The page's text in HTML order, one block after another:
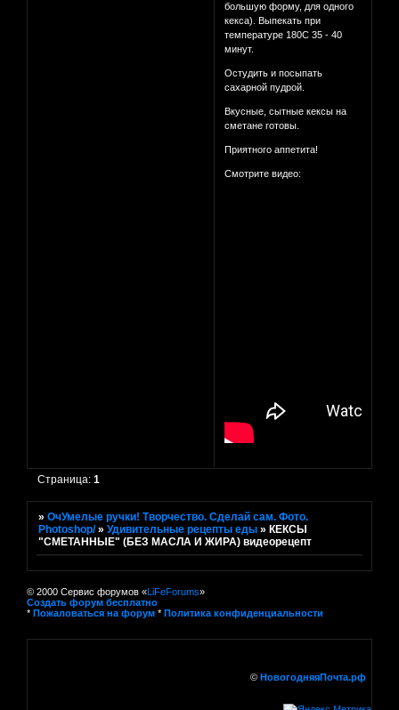
большую форму, для одного
кекса). Выпекать при
температуре 180С 35 - 40
минут.
Остудить и посыпать
сахарной пудрой.
Вкусные, сытные кексы на
сметане готовы.
Приятного аппетита!
Смотрите видео:
Страница:1
»ОчУмелые ручки! Творчество. Сделай сам. Фото.
Photoshop/ »Удивительные рецепты еды »КЕКСЫ
"СМЕТАННЫЕ" (БЕЗ МАСЛА И ЖИРА) видеорецепт
© 2000 Сервис форумов «LiFeForums»
Создать форум бесплатно
* Пожаловаться на форум * Политика конфиденциальности
© НовогодняяПочта.рф